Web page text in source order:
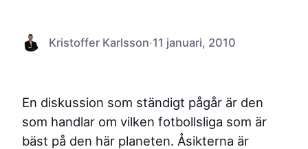
Kristoffer Karlsson·11 januari, 2010
En diskussion som ständigt pågår är den
som handlar om vilken fotbollsliga som är
bäst på den här planeten. Åsikterna är